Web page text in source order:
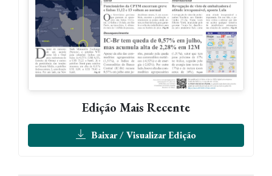
Edição Mais Recente
Baixar / Visualizar Edição